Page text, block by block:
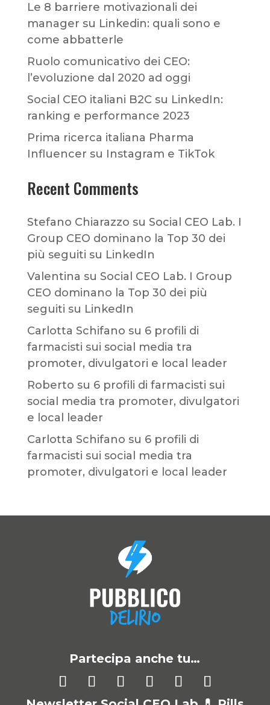
Le 8 barriere motivazionali dei
manager su Linkedin: quali sono e
come abbatterle
Ruolo comunicativo dei CEO:
l’evoluzione dal 2020 ad oggi
Social CEO italiani B2C su LinkedIn:
ranking e performance 2023
Prima ricerca italiana Pharma
Influencer su Instagram e TikTok
Recent Comments
Stefano Chiarazzo su Social CEO Lab. I
Group CEO dominano la Top 30 dei
più seguiti su LinkedIn
Valentina su Social CEO Lab. I Group
CEO dominano la Top 30 dei più
seguiti su LinkedIn
Carlotta Schifano su 6 profili di
farmacisti sui social media tra
promoter, divulgatori e local leader
Roberto su 6 profili di farmacisti sui
social media tra promoter, divulgatori
e local leader
Carlotta Schifano su 6 profili di
farmacisti sui social media tra
promoter, divulgatori e local leader
Partecipa anche tu…